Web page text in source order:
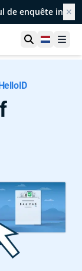
de enquête in ✕
Toon zoek